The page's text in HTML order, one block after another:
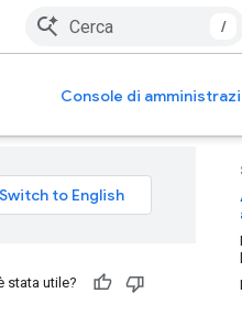
/
Console di
stata utile?